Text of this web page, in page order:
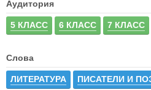
Аудитория
5 КЛАСС 6 КЛАСС 7 КЛАСС
Слова
ЛИТЕРАТУРА ПИСАТЕЛИ И